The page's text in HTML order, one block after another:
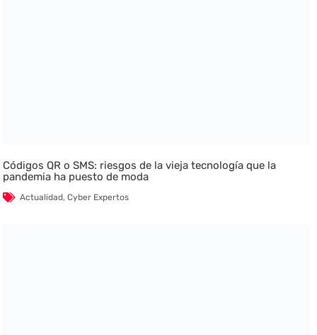
Códigos QR o SMS: riesgos de la vieja tecnología que la
pandemia ha puesto de moda
Actualidad,Cyber Expertos